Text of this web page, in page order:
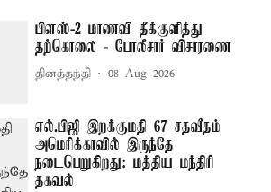
பிளஸ்-2 மாணவி தீக்குளித்து
தற்கொலை - போலீசார் விசாரணை
தினத்தந்தி 08 Aug 2026
எல்.பிஜி இறக்குமதி 67 சதவீதம்
அமெரிக்காவில் இருந்தே
நடைபெறுகிறது: மத்திய மந்திரி
தகவல்